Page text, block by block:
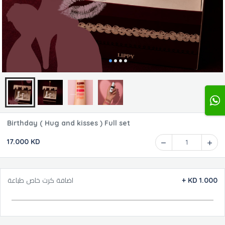
Birthday ( Hug and kisses ) Full set
17.000 KD 1
اضافة كرت خاص طباعة + KD 1.000